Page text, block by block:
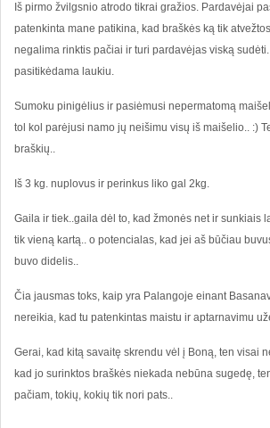
Iš pirmo žvilgsnio atrodo tikrai gražios. Pardavėjai
patenkinta mane patikina, kad braškės ką tik
negalima rinktis pačiai ir turi pardavėjas viską
pasitikėdama laukiu.
Sumoku pinigėlius ir pasiėmusi nepermatomą
tol kol parėjusi namo jų neišimu visų iš maišelio.. :)
braškių..
Iš 3 kg. nuplovus ir perinkus liko gal 2kg.
Gaila ir tiek..gaila dėl to, kad žmonės net ir
tik vieną kartą.. o potencialas, kad jei aš būčiau
buvo didelis..
Čia jausmas toks, kaip yra Palangoje einant
nereikia, kad tu patenkintas maistu ir aptarnavimu
Gerai, kad kitą savaitę skrendu vėl į Boną, ten visai
kad jo surinktos braškės niekada nebūna sugedę,
pačiam, tokių, kokių tik nori pats..